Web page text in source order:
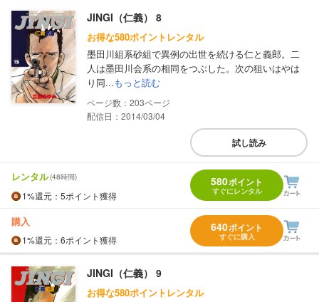
JINGI（仁義） 8
お得な580ポイントレンタル
墨田川組系砂組で異例の出世を続ける仁と義郎。二
人は墨田川会系の相同をつぶした。次の狙いはやは
り同...もっと読む
203
配信日：2014/03/04
試し読み
レンタル(48時間)
1%還元 ：5ポイント獲得
580ポイント
すぐにレンタル
購入
1%還元 ：6ポイント獲得
640ポイント
すぐに購入
JINGI（仁義） 9
お得な580ポイントレンタル